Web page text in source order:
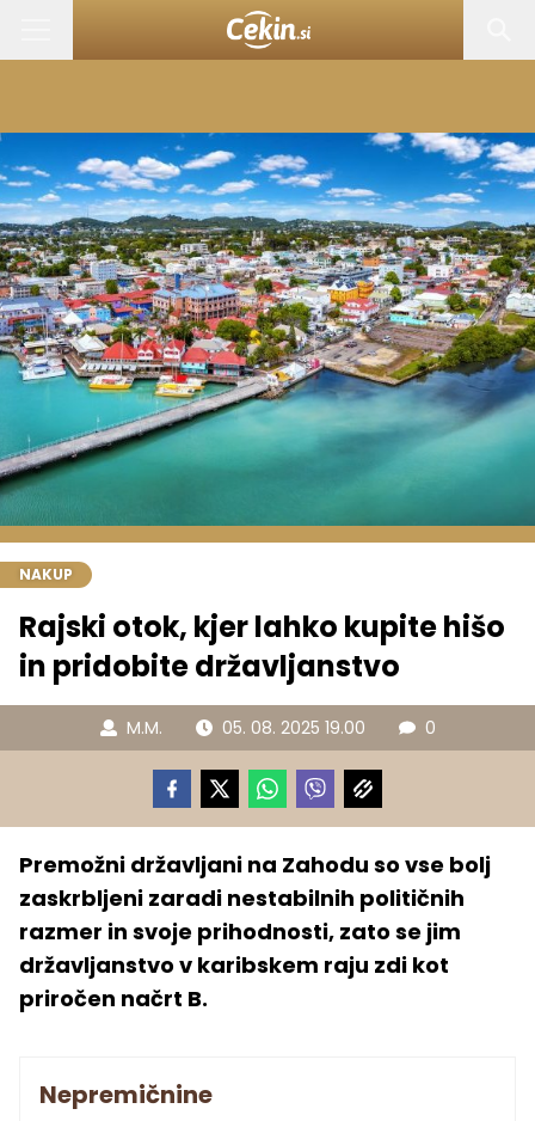
NAKUP
Rajski otok, kjer lahko kupite hišo
in pridobite državljanstvo
M.M. 05. 08. 2025 19.00 0
Premožni državljani na Zahodu so vse bolj
zaskrbljeni zaradi nestabilnih političnih
razmer in svoje prihodnosti, zato se jim
državljanstvo v karibskem raju zdi kot
priročen načrt B.
Nepremičnine